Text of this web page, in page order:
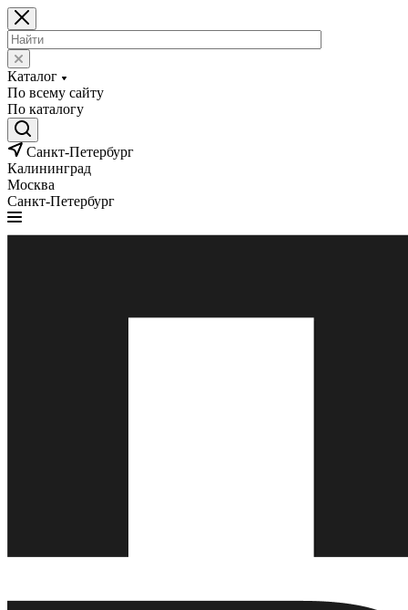
Каталог
По всему сайту
По каталогу
Санкт-Петербург
Калининград
Москва
Санкт-Петербург